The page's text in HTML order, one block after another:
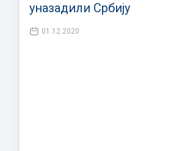
уназадили Србију
01.12.2020